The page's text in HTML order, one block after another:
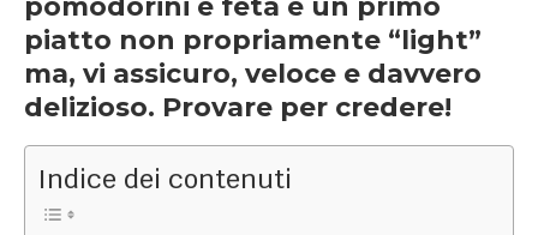
piatto non propriamente “light”
ma, vi assicuro, veloce e davvero
delizioso. Provare per credere!
Indice dei contenuti